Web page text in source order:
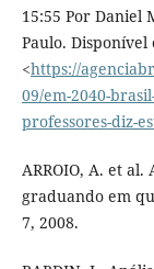
15:55 Por Daniel
Paulo. Disponível
<https://
09/em-2040-
professores-diz-
ARROIO, A. et
graduando em
7, 2008.